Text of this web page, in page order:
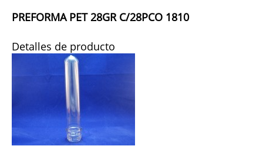
PREFORMA PET 28GR C/28PCO 1810
Detalles de producto